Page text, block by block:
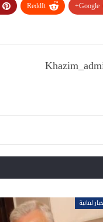
Google+
ReddIt
لبنانية